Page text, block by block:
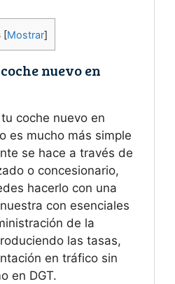
[Mostrar]
nuevo en
coche nuevo en
es mucho más simple
se hace a través de
o concesionario,
hacerlo con una
con esenciales
de la
las tasas,
en tráfico sin
en DGT.